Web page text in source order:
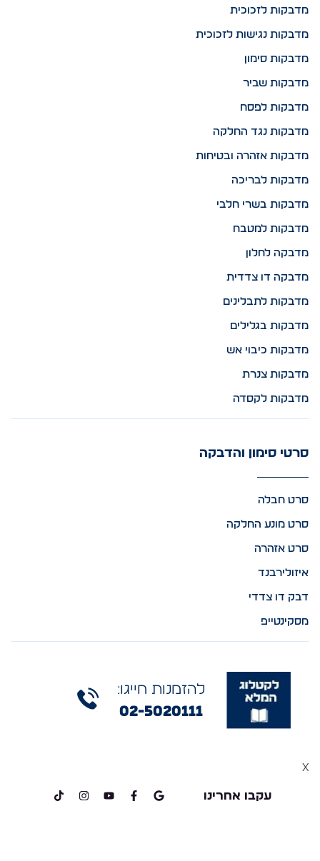
מדבקות לזכוכית
מדבקות נגישות לזכוכית
מדבקות סימון
מדבקות שביר
מדבקות לפסח
מדבקות נגד החלקה
מדבקות אזהרה ובטיחות
מדבקות לבריכה
מדבקות בשרי חלבי
מדבקות למטבח
מדבקה לחלון
מדבקה דו צדדית
מדבקות לתבלינים
מדבקות בגלילים
מדבקות כיבוי אש
מדבקות צנרת
מדבקות לקסדה
סרטי סימון והדבקה
סרט חבלה
סרט מונע החלקה
סרט אזהרה
איזולירבנד
דבק דו צדדי
מסקינטייפ
להזמנות חייגו:
02-5020111
עקבו אחרינו
x